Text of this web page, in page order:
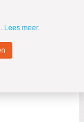
MENU
Lees meer.